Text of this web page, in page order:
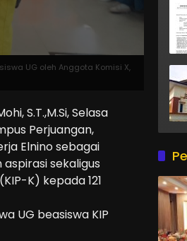
UG oleh Anggota Komisi X,
S.T.,M.Si, Selasa
Perjuangan,
Elnino sebagai
sekaligus
K) kepada 121
UG beasiswa KIP